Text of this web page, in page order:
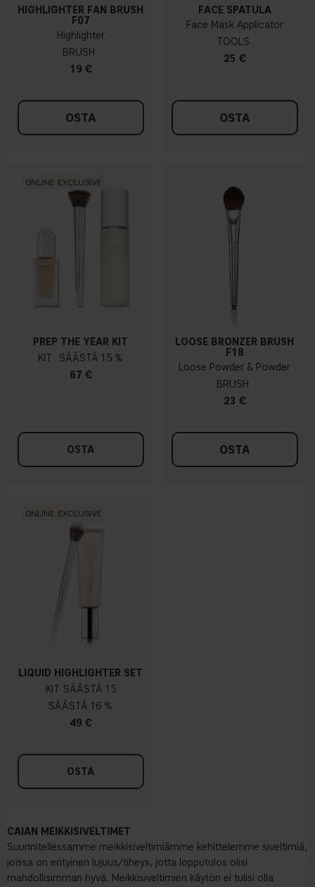
HIGHLIGHTER FAN BRUSH
F07
Highlighter
BRUSH
19 €
OSTA
FACE SPATULA
Face Mask Applicator
TOOLS
25 €
OSTA
ONLINE EXCLUSIVE
PREP THE YEAR KIT
KIT
15 %
67 €
OSTA
LOOSE BRONZER BRUSH
F18
Loose Powder & Powder
BRUSH
23 €
OSTA
ONLINE EXCLUSIVE
LIQUID HIGHLIGHTER SET
KIT
15
16 %
49 €
OSTA
CAIAN MEIKKISIVELTIMET
Suunnitellessamme meikkisiveltimiämme kehittelemme siveltimiä,
joissa on erityinen lujuus/tiheys, jotta lopputulos olisi
mahdollisimman hyvä. Meikkisiveltimien käytön ei tulisi olla